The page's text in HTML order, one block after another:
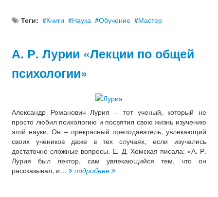
Теги: Книги Наука Обучение Мастер
А. Р. Лурии «Лекции по общей
психологии»
Александр Романович Лурия – тот ученый, который не
просто любил психологию и посвятил свою жизнь изучению
этой науки. Он – прекрасный преподаватель, увлекающий
своих учеников даже в тех случаях, если изучались
достаточно сложные вопросы. Е. Д. Хомская писала: «А. Р.
Лурия был лектор, сам увлекающийся тем, что он
рассказывал, и…
подробнее